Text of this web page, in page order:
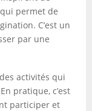
permet de
C’est un
par une
activités qui
pratique, c’est
participer et